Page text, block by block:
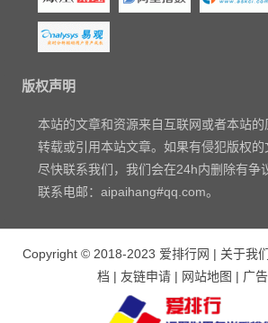
版权声明
本站的文章和资源来自互联网或者本站
转载或引用本站文章。如果有侵犯版权
尽快联系我们，我们会在24h内删除有争
联系电邮：aipaihang#qq.com。
Copyright © 2018-2023 爱排行网 | 关于我们
档 | 友链申请 | 网站地图 | 广